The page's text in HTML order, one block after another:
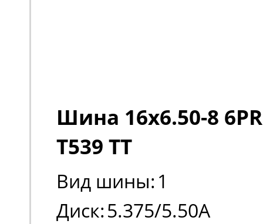
Шина 16x6.50-8
T539 TT
Вид шины: 1
Диск:5.375/5.50A